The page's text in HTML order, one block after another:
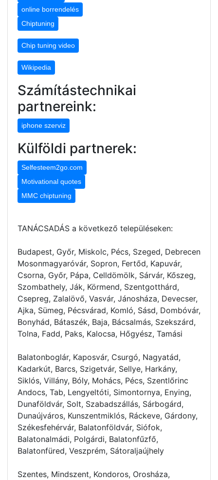
online borrendelés
Chiptuning
Chip tuning video
Wikipedia
Számítástechnikai
partnereink:
iphone szerviz
Külföldi partnerek:
Selfesteem2go.com
Motivational quotes
MMC chiptuning
TANÁCSADÁS a következő településeken:
Budapest, Győr, Miskolc, Pécs, Szeged, Debrecen
Mosonmagyaróvár, Sopron, Fertőd, Kapuvár,
Csorna, Győr, Pápa, Celldömölk, Sárvár, Kőszeg,
Szombathely, Ják, Körmend, Szentgotthárd,
Csepreg, Zalalövő, Vasvár, Jánosháza, Devecser,
Ajka, Sümeg, Pécsvárad, Komló, Sásd, Dombóvár,
Bonyhád, Bátaszék, Baja, Bácsalmás, Szekszárd,
Tolna, Fadd, Paks, Kalocsa, Hőgyész, Tamási
Balatonboglár, Kaposvár, Csurgó, Nagyatád,
Kadarkút, Barcs, Szigetvár, Sellye, Harkány,
Siklós, Villány, Bóly, Mohács, Pécs, Szentlőrinc
Andocs, Tab, Lengyeltóti, Simontornya, Enying,
Dunaföldvár, Solt, Szabadszállás, Sárbogárd,
Dunaújváros, Kunszentmiklós, Ráckeve, Gárdony,
Székesfehérvár, Balatonföldvár, Siófok,
Balatonalmádi, Polgárdi, Balatonfűzfő,
Balatonfüred, Veszprém, Sátoraljaújhely
Szentes, Mindszent, Kondoros, Orosháza,